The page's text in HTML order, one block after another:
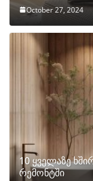
October 27, 2024
10 ყველაზე
რემონტში